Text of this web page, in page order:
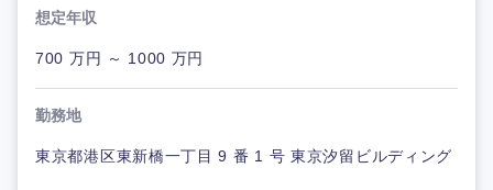
想定年収
700 万円 ～ 1000 万円
勤務地
東京都港区東新橋一丁目 9 番 1 号 東京汐留ビルディング